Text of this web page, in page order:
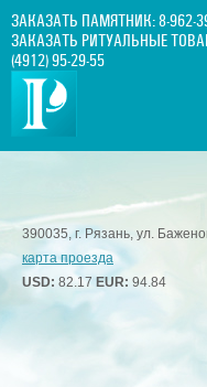
ЗАКАЗАТЬ ПАМЯТНИК:8-962-
ЗАКАЗАТЬ РИТУАЛЬНЫЕ
(4912) 95-29-55
390035, г. Рязань, ул.
карта проезда
USD: 82.17 EUR: 94.84